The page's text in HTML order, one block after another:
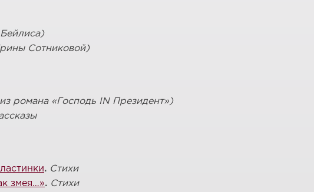
Сотниковой)
романа «Господь IN Президент»)
. Стихи
змея…». Стихи